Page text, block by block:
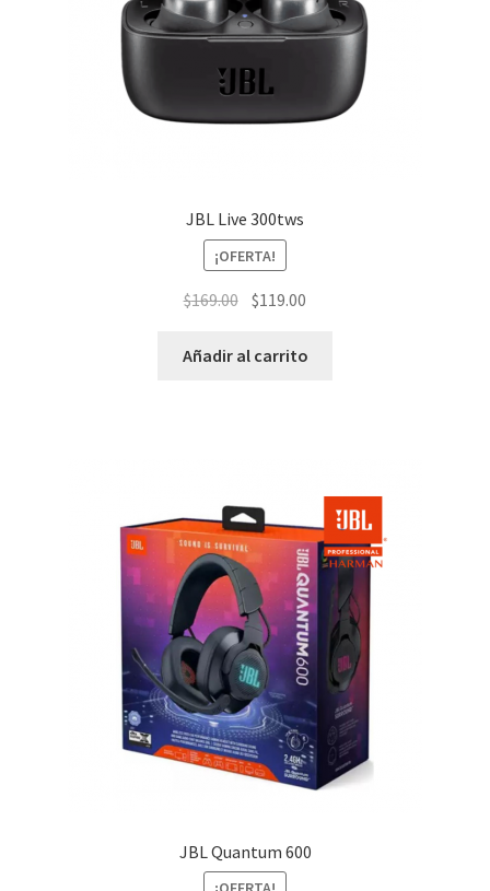
JBL Live 300tws
¡OFERTA!
$169.00 El
original
$119.00
actual
Añadir al carrito
JBL Quantum 600